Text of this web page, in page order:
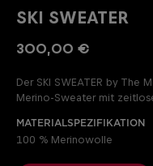
SKI SWEATER
300,00 €
Der SKI SWEATER by The
Merino-Sweater mit
Materialspezifikation
100 % Merinowolle